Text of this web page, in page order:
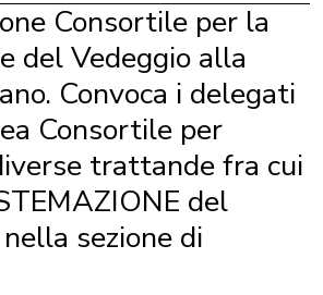
Consortile per la
del Vedeggio alla
Convoca i delegati
Consortile per
trattande fra cui
del
sezione di